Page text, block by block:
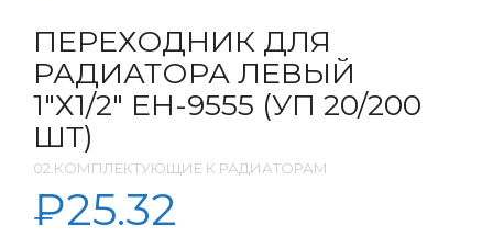
ПЕРЕХОДНИК ДЛЯ
РАДИАТОРА ЛЕВЫЙ
1″Х1/2″ EH-9555 (УП 20/200
ШТ)
02.КОМПЛЕКТУЮЩИЕ К РАДИАТОРАМ
₽25.32